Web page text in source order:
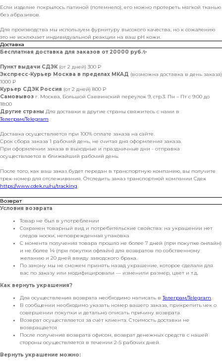
Если изделие покрылось патиной (потемнело), его можно протереть мягкой тканью
без абразивов.
Для производства мы используем фурнитуру высокого качества, но к сожалению
это не исключает индивидуальной реакции на ваш pH кожи.
Доставка
Бесплатная доставка для заказов от 20000 руб.✨
Пункт выдачи СДЭК (от 2 дней) 300 ₽
Экспресс-Курьер Москва в пределах МКАД (возможна доставка в день заказа)
1000 ₽
Курьер СДЭК Россия (от 2 дней) 800 ₽
Самовывоз г. Москва, Большой Саввинский переулок 9, стр.3. Пн – Пт с 9:00 до
18:00
Другие страны Для доставки в другие страны свяжитесь с нами в
Телеграм/Telegram
Доставка осуществляется при 100% оплате заказа на сайте.
Срок сбора заказа 1 рабочий день, не считая дня оформления заказа.
При оформлении заказа в выходные и праздничные дни - отправка
осуществляется в ближайший рабочий день.
После того, как ваш заказ будет передан в транспортную компанию, вы получите
трек-номер для отслеживания. Отследить заказ транспортной компании Сдек
https://www.cdek.ru/ru/tracking
Возврат
Условия возврата
Товар не был в употреблении
Сохранен товарный вид и потребительские свойства: на украшении нет
следов носки, неповрежденная упаковка
С момента получения товара прошло не более 7 дней (при покупке онлайн)
и не более 14 (при покупки офлайн) для возвратов по собственному
желанию и 20 дней ввиду заводского брака.
По закону мы не сможем принять назад украшение, которое сделали для
вас по заказу или модифицировали — изменили размер, цвет и т.д.
Как вернуть украшения?
Для осуществления возврата необходимо написать вТелеграм/Telegram.
В сообщении необходимо указать номер вашего заказа, прикрепить чек о
совершении покупки и детально описать причину возврата.
Возврат осуществляется за счёт клиента. Стоимость доставки не
возвращается
После получения возврата офисом, возврат денежных средств с нашей
стороны осуществляется в течении 2-5 рабочих дней.
Вернуть украшение можно: